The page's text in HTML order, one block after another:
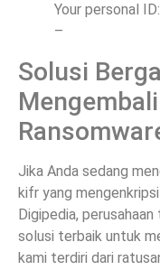
Your personal ID:
–
Solusi
Jika Anda sedang
kifr yang
Digipedia,
solusi terbaik untuk
kami terdiri dari